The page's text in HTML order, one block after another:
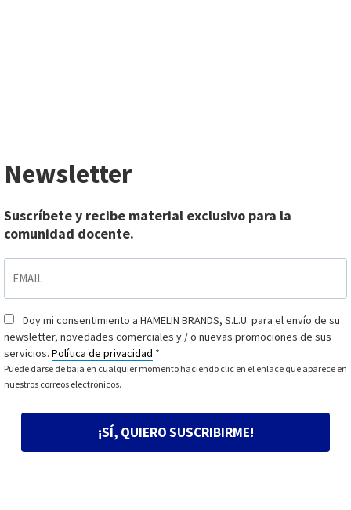
Newsletter
Suscríbete y recibe material exclusivo para la
comunidad docente.
Consentimiento*
Doy mi consentimiento a HAMELIN BRANDS, S.L.U. para el envío de su
newsletter, novedades comerciales y / o nuevas promociones de sus
servicios. Política de privacidad.*
Puede darse de baja en cualquier momento haciendo clic en el enlace que aparece en
nuestros correos electrónicos.